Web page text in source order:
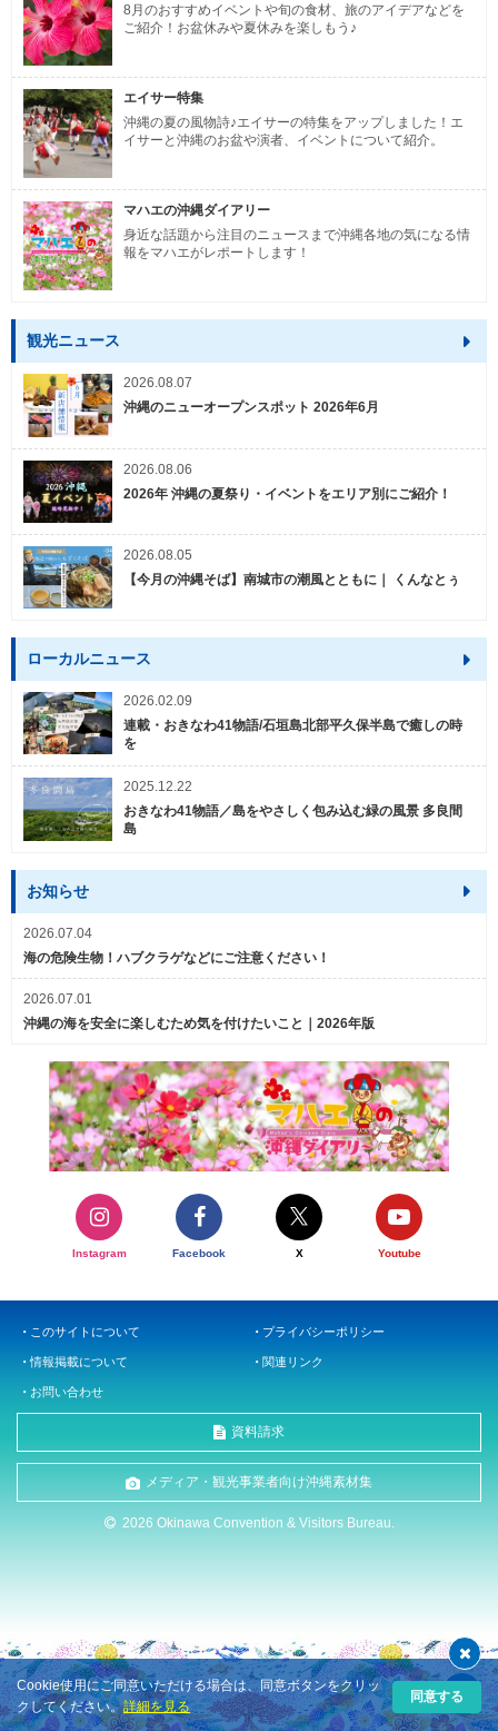
8月のおすすめイベントや旬の食材、旅のアイデアなどを
ご紹介！お盆休みや夏休みを楽しもう♪
エイサー特集
沖縄の夏の風物詩♪エイサーの特集をアップしました！エ
イサーと沖縄のお盆や演者、イベントについて紹介。
マハエの沖縄ダイアリー
身近な話題から注目のニュースまで沖縄各地の気になる情
報をマハエがレポートします！
観光ニュース
2026.08.07
沖縄のニューオープンスポット 2026年6月
2026.08.06
2026年 沖縄の夏祭り・イベントをエリア別にご紹介！
2026.08.05
【今月の沖縄そば】南城市の潮風とともに｜ くんなとぅ
ローカルニュース
2026.02.09
連載・おきなわ41物語/石垣島北部平久保半島で癒しの時
を
2025.12.22
おきなわ41物語／島をやさしく包み込む緑の風景 多良間
島
お知らせ
2026.07.04
海の危険生物！ハブクラゲなどにご注意ください！
2026.07.01
沖縄の海を安全に楽しむため気を付けたいこと｜2026年版
Instagram Facebook X Youtube
このサイトについて プライバシーポリシー
情報掲載について 関連リンク
お問い合わせ
資料請求
メディア・観光事業者向け沖縄素材集
2026 Okinawa Convention & Visitors Bureau.
Cookie使用にご同意いただける場合は、同意ボタンをクリッ
クしてください。詳細を見る
同意する